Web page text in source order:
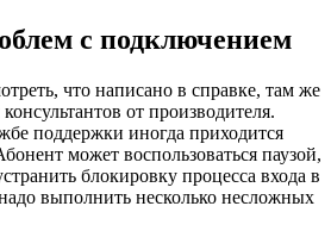
с подключением
что написано в справке, там же
от производителя.
поддержки иногда приходится
может воспользоваться паузой,
блокировку процесса входа в
выполнить несколько несложных